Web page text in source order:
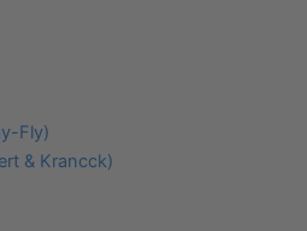
Fly)
& Krancck)